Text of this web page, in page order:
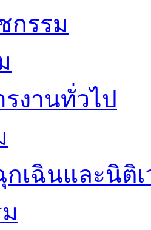
กรรม
งานทั่วไป
กเฉินและนิติ